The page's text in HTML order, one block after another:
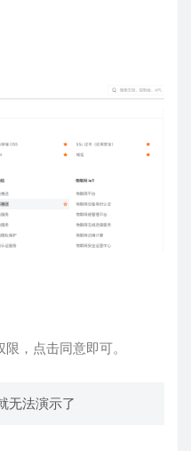
，点击同意即可。
无法演示了